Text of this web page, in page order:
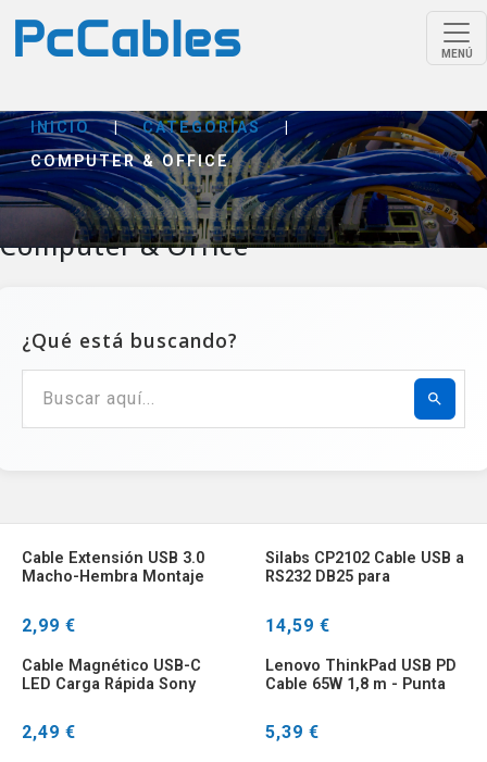
MENÚ
INICIO | CATEGORÍAS
|
COMPUTER & OFFICE
Computer & Office
¿Qué está buscando?
Cable Extensión USB 3.0
Macho-Hembra Montaje
2,99 €
Silabs CP2102 Cable USB a
RS232 DB25 para
14,59 €
Cable Magnético USB-C
LED Carga Rápida Sony
2,49 €
Lenovo ThinkPad USB PD
Cable 65W 1,8 m - Punta
5,39 €